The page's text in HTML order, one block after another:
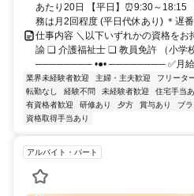
あたり20日 【平日】⏰9:30～18:15
務は月2回程度 (平日代休あり) ＊遅
仕事内容 ＼以下いずれかの資格を
諭 ❏ 介護福祉士 ❏ 教員免許 （小学
──────── •●• ──────── ✅月給
業界未経験者歓迎 主婦・主夫歓迎 フリータ
転勤なし
経験不問 未経験者歓迎 住宅手当
有資格者歓迎
研修あり 夕方 賞与あり ブ
資格取得手当あり
アルバイト・パート